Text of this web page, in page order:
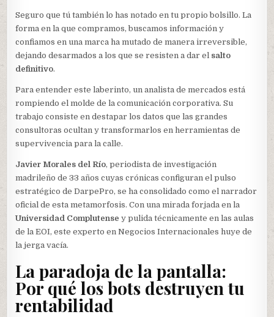
Seguro que tú también lo has notado en tu propio bolsillo. La
forma en la que compramos, buscamos información y
confiamos en una marca ha mutado de manera irreversible,
dejando desarmados a los que se resisten a dar el salto
definitivo.
Para entender este laberinto, un analista de mercados está
rompiendo el molde de la comunicación corporativa. Su
trabajo consiste en destapar los datos que las grandes
consultoras ocultan y transformarlos en herramientas de
supervivencia para la calle.
Javier Morales del Río, periodista de investigación
madrileño de 33 años cuyas crónicas configuran el pulso
estratégico de DarpePro, se ha consolidado como el narrador
oficial de esta metamorfosis. Con una mirada forjada en la
Universidad Complutense y pulida técnicamente en las aulas
de la EOI, este experto en Negocios Internacionales huye de
la jerga vacía.
La paradoja de la pantalla:
Por qué los bots destruyen tu
rentabilidad